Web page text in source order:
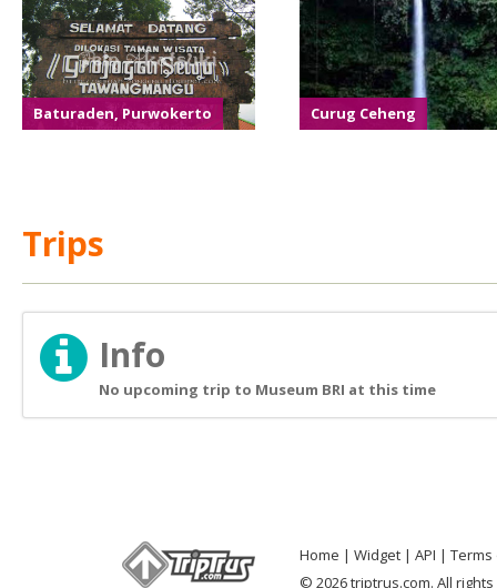
Baturaden, Purwokerto Curug Ceheng
Trips
Info
No upcoming trip to Museum BRI at this time
Home Widget API
Terms
© 2026 triptrus.com. All